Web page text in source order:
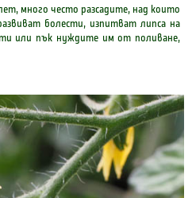
много често разсадите, над които
болести, изпитват липса на
или пък нуждите им от поливане,